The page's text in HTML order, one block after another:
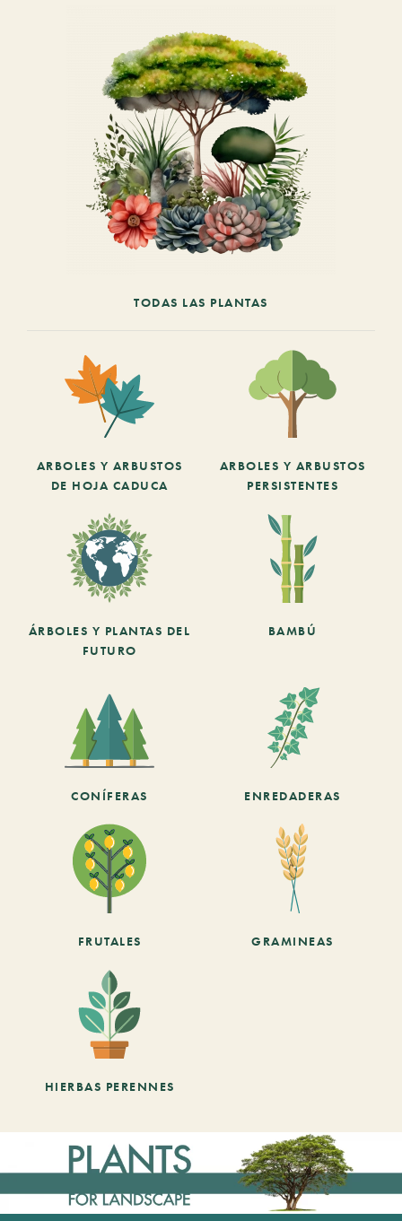
TODAS LAS PLANTAS
ARBOLES Y ARBUSTOS
DE HOJA CADUCA
ARBOLES Y ARBUSTOS
PERSISTENTES
ÁRBOLES Y PLANTAS DEL
FUTURO
BAMBÚ
CONÍFERAS ENREDADERAS
FRUTALES GRAMINEAS
HIERBAS PERENNES